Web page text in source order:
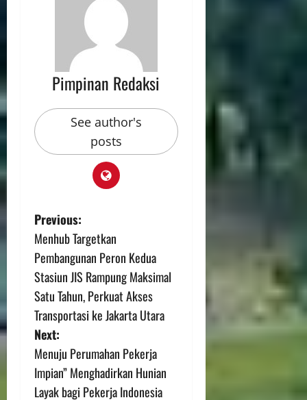
Pimpinan Redaksi
See author's
posts
Previous:
Menhub Targetkan
Pembangunan Peron Kedua
Stasiun JIS Rampung Maksimal
Satu Tahun, Perkuat Akses
Transportasi ke Jakarta Utara
Next:
Menuju Perumahan Pekerja
Impian” Menghadirkan Hunian
Layak bagi Pekerja Indonesia